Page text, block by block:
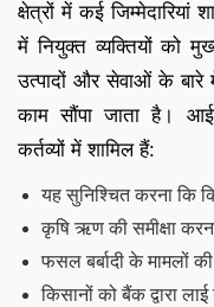
क्षेत्रों में कई जिम्मेदारियां
में नियुक्त व्यक्तियों को
उत्पादों और सेवाओं के
काम सौंपा जाता है।
कर्तव्यों में शामिल हैं:
यह सुनिश्चित करना कि
कृषि ऋण की समीक्षा
फसल बर्बादी के मामलों
किसानों को बैंक द्वारा